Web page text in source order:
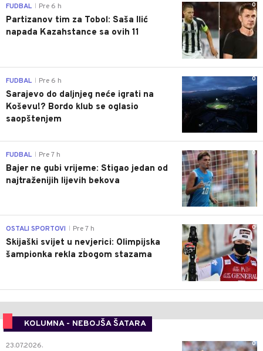
0
FUDBAL Pre 6 h
Partizanov tim za Tobol: Saša Ilić
napada Kazahstance sa ovih 11
0
FUDBAL Pre 6 h
Sarajevo do daljnjeg neće igrati na
Koševu!? Bordo klub se oglasio
saopštenjem
0
FUDBAL Pre 7 h
Bajer ne gubi vrijeme: Stigao jedan od
najtraženijih lijevih bekova
0
OSTALI SPORTOVI Pre 7 h
Skijaški svijet u nevjerici: Olimpijska
šampionka rekla zbogom stazama
KOLUMNA - NEBOJŠA ŠATARA
0
23.07.2026.